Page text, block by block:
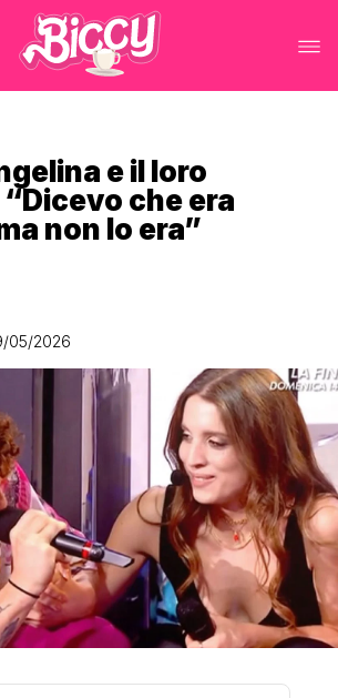
e il loro
che era
non lo era”
05/2026